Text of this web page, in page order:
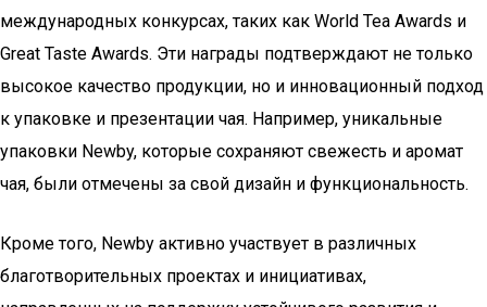
международных конкурсах, таких как World Tea Awards и
Great Taste Awards. Эти награды подтверждают не только
высокое качество продукции, но и инновационный подход
к упаковке и презентации чая. Например, уникальные
упаковки Newby, которые сохраняют свежесть и аромат
чая, были отмечены за свой дизайн и функциональность.
Кроме того, Newby активно участвует в различных
благотворительных проектах и инициативах,